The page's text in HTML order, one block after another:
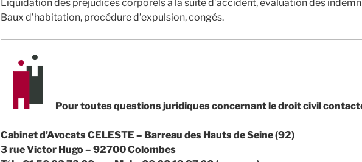
Liquidation des préjudices corporels à la suite d’accident, évaluation des
Baux d’habitation, procédure d’expulsion, congés.
Pour toutes questions juridiques concernant le droit civil
Cabinet d’Avocats CELESTE – Barreau des Hauts de Seine (92)
3 rue Victor Hugo – 92700 Colombes